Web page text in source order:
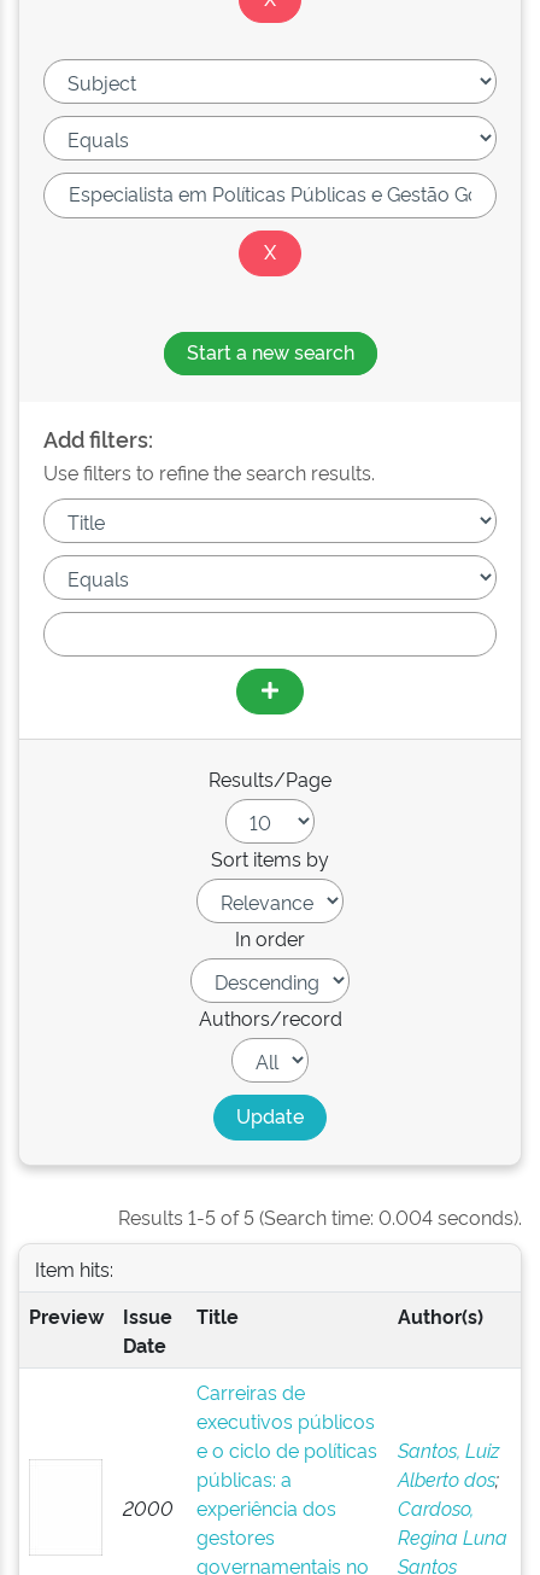
Start a new search
Add filters:
Use filters to refine the search results.
Results/Page
Sort items by
In order
Authors/record
Results 1-5 of 5 (Search time: 0.004 seconds).
Item hits:
Preview
Issue
Date
Title Author(s)
2000
Carreiras de
executivos públicos
e o ciclo de políticas
públicas: a
experiência dos
gestores
governamentais no
Santos, Luiz
Alberto dos;
Cardoso,
Regina Luna
Santos